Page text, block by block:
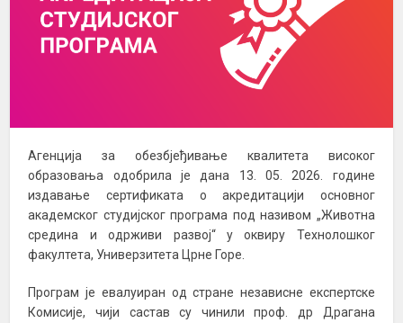
Агенција за обезбјеђивање квалитета високог
образовања одобрила је дана 13. 05. 2026. године
издавање сертификата о акредитацији основног
академског студијског програма под називом „Животна
средина и одрживи развој“ у оквиру Технолошког
факултета, Универзитета Црне Горе.
Програм је евалуиран од стране независне експертске
Комисије, чији састав су чинили проф. др Драгана